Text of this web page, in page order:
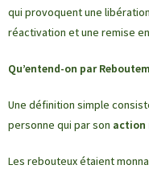
qui provoquent une
réactivation et une remise
Qu’entend-on par
Une définition simple
personne qui par son action
Les rebouteux étaient